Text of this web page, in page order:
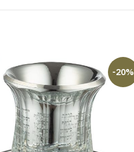
-20%